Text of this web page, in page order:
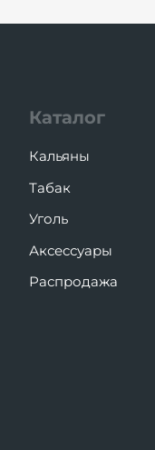
Каталог
Кальяны
Табак
Уголь
Аксессуары
Распродажа